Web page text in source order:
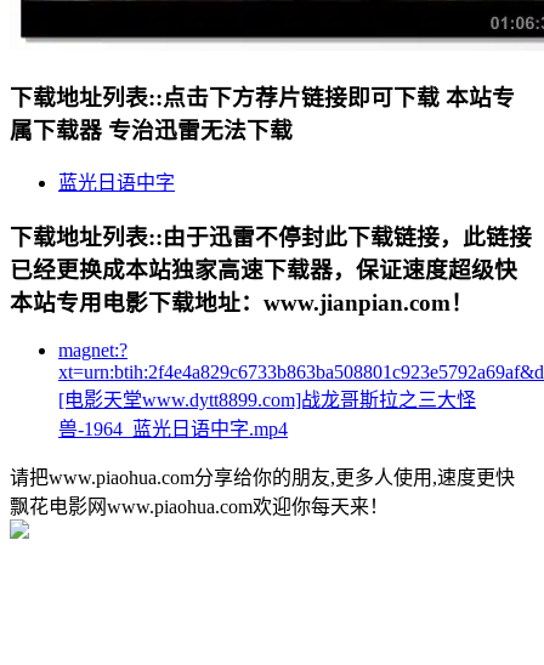
下载地址列表::点击下方荐片链接即可下载 本站专
属下载器 专治迅雷无法下载
蓝光日语中字
下载地址列表::由于迅雷不停封此下载链接，此链接
已经更换成本站独家高速下载器，保证速度超级快
本站专用电影下载地址：www.jianpian.com！
magnet:?
[电影天堂www.dytt8899.com]战龙哥斯拉之三大怪
兽-1964_蓝光日语中字.mp4
请把www.piaohua.com分享给你的朋友,更多人使用,速度更快
飘花电影网www.piaohua.com欢迎你每天来！